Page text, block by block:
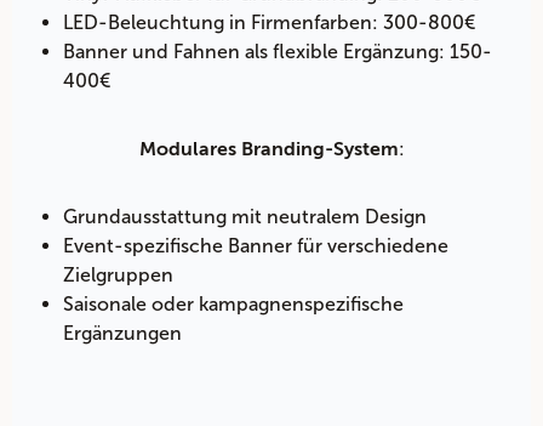
LED-Beleuchtung in Firmenfarben: 300-800€
Banner und Fahnen als flexible Ergänzung: 150-
400€
Modulares Branding-System:
Grundausstattung mit neutralem Design
Event-spezifische Banner für verschiedene
Zielgruppen
Saisonale oder kampagnenspezifische
Ergänzungen